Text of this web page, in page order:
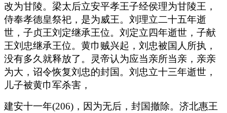
改为甘陵。梁太后立安平孝王子经侯理为甘陵王，
侍奉孝德皇祭祀，是为威王。刘理立二十五年逝
世，子贞王刘定继承王位。刘定立四年逝世，子献
王刘忠继承王位。黄巾贼兴起，刘忠被国人所执，
没有多久就释放了。灵帝认为应当亲所当亲，亲亲
为大，诏令恢复刘忠的封国。刘忠立十三年逝世，
儿子被黄巾军杀害，
建安十一年(206)，因为无后，封国撤除。济北惠王